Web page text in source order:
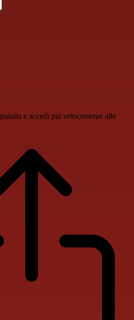
e accedi più velocemente alle